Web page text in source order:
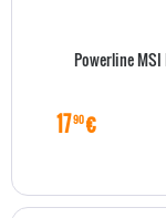
Powerline MSI
1790€